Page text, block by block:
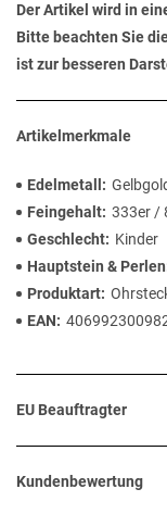
Der Artikel wird in
Bitte beachten Sie
ist zur besseren
Artikelmerkmale
Edelmetall
Feingehalt 333er /
Geschlecht
Kinder
Hauptstein & Perlen
Produktart
EAN
EU Beauftragter
Kundenbewertung